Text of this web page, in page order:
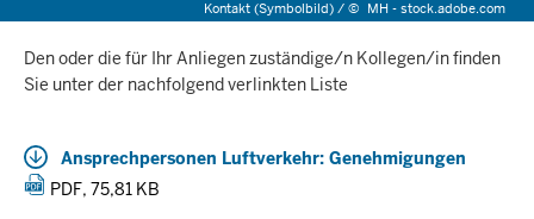
Kontakt (Symbolbild) /© MH - stock.adobe.com
Den oder die für Ihr Anliegen zuständige/n Kollegen/in finden
Sie unter der nachfolgend verlinkten Liste
Ansprechpersonen Luftverkehr: Genehmigungen
PDF, 75,81 KB